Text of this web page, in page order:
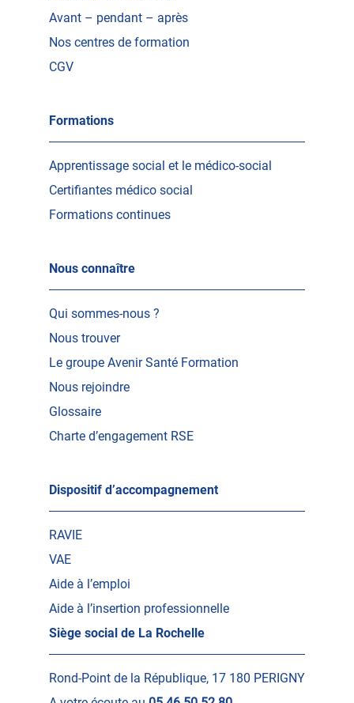
Avant – pendant – après
Nos centres de formation
CGV
Formations
Apprentissage social et le médico-social
Certifiantes médico social
Formations continues
Nous connaître
Qui sommes-nous ?
Nous trouver
Le groupe Avenir Santé Formation
Nous rejoindre
Glossaire
Charte d’engagement RSE
Dispositif d’accompagnement
RAVIE
VAE
Aide à l’emploi
Aide à l’insertion professionnelle
Siège social de La Rochelle
Rond-Point de la République, 17 180 PERIGNY